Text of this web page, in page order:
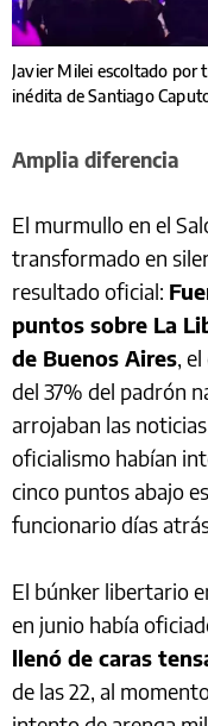
Javier Milei escoltado por
inédita de Santiago
Amplia diferencia
El murmullo en el
transformado en
resultado oficial:
puntos sobre La
de Buenos Aires,
del 37% del padrón
arrojaban las
oficialismo habían
cinco puntos abajo
funcionario días
El búnker libertario
en junio había
llenó de caras
de las 22, al